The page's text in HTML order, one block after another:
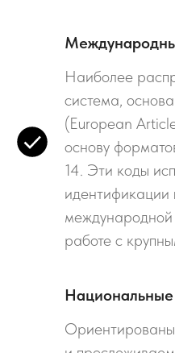
Наиболее
система,
(European
основу
14. Эти коды
идентификации
международной
работе с
Национальные